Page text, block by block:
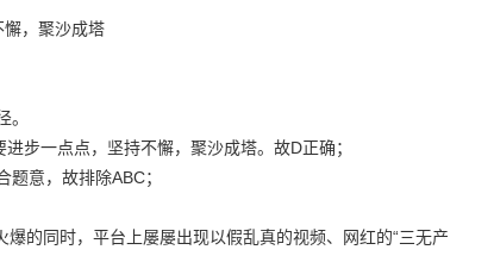
，聚沙成塔
。
步一点点，坚持不懈，聚沙成塔。故D正确；
意，故排除ABC；
爆的同时，平台上屡屡出现以假乱真的视频、网红的“三无产